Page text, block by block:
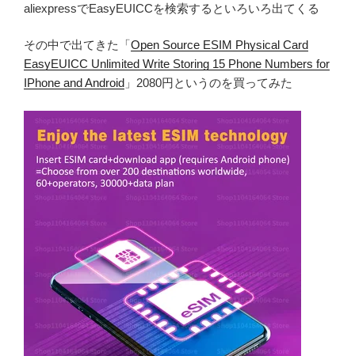
aliexpressでEasyEUICCを検索するといろいろ出てくる
その中で出てきた「Open Source ESIM Physical Card
EasyEUICC Unlimited Write Storing 15 Phone Numbers for
IPhone and Android 」2080円というのを買ってみた